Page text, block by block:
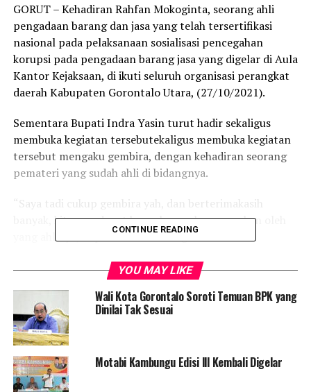
GORUT – Kehadiran Rahfan Mokoginta, seorang ahli
pengadaan barang dan jasa yang telah tersertifikasi
nasional pada pelaksanaan sosialisasi pencegahan
korupsi pada pengadaan barang jasa yang digelar di Aula
Kantor Kejaksaan, di ikuti seluruh organisasi perangkat
daerah Kabupaten Gorontalo Utara, (27/10/2021).
Sementara Bupati Indra Yasin turut hadir sekaligus
membuka kegiatan tersebutekaligus membuka kegiatan
tersebut mengaku gembira, dengan kehadiran seorang
pemateri yang sudah ahli di bidangnya.
“Saya tadi cukup gembira yah, dan berterimakasih
banyak, kita mendapat banyak masukan-masukan oleh
yang ahlinya, Bapak Rahfan Mokoginta. Beliau
dan jasa. Serta upaya bagaimana mencegah supaya tidak
terjadi penyimpangan-penyimpangan,” Ungkap Indra.
Dirinya juga menginstruksikan agar sosialisasi dapat
diikuti dengan baik oleh seluruh OPD, termasuk eselon
tiga yang menangani pengadaan barang dan jasa yang
turut hadir sebagai peserta.
CONTINUE READING
YOU MAY LIKE
Wali Kota Gorontalo Soroti Temuan BPK yang
Dinilai Tak Sesuai
Motabi Kambungu Edisi lll Kembali Digelar